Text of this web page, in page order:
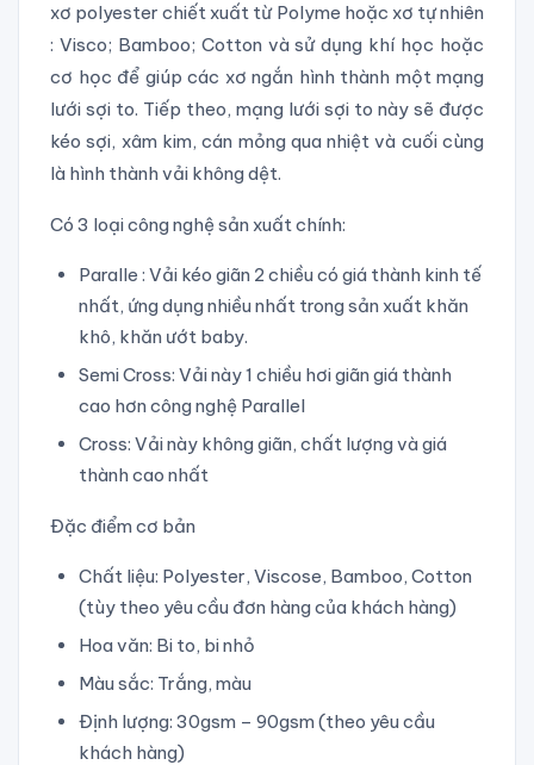
xơ polyester chiết xuất từ Polyme hoặc xơ tự nhiên
: Visco; Bamboo; Cotton và sử dụng khí học hoặc
cơ học để giúp các xơ ngắn hình thành một mạng
lưới sợi to. Tiếp theo, mạng lưới sợi to này sẽ được
kéo sợi, xâm kim, cán mỏng qua nhiệt và cuối cùng
là hình thành vải không dệt.
Có 3 loại công nghệ sản xuất chính:
Paralle : Vải kéo giãn 2 chiều có giá thành kinh tế
nhất, ứng dụng nhiều nhất trong sản xuất khăn
khô, khăn ướt baby.
Semi Cross: Vải này 1 chiều hơi giãn giá thành
cao hơn công nghệ Parallel
Cross: Vải này không giãn, chất lượng và giá
thành cao nhất
Đặc điểm cơ bản
Chất liệu: Polyester, Viscose, Bamboo, Cotton
(tùy theo yêu cầu đơn hàng của khách hàng)
Hoa văn: Bi to, bi nhỏ
Màu sắc: Trắng, màu
Định lượng: 30gsm – 90gsm (theo yêu cầu
khách hàng)